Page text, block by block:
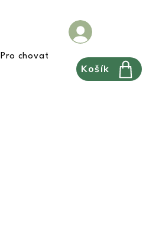
Pro chovatele FAQ Pravidla
Košík